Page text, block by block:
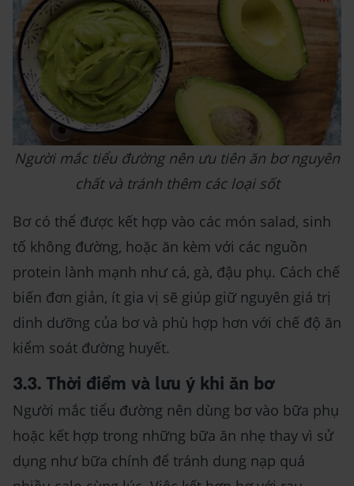
Người mắc tiểu đường nên ưu tiên ăn bơ nguyên
chất và tránh thêm các loại sốt
Bơ có thể được kết hợp vào các món salad, sinh
tố không đường, hoặc ăn kèm với các nguồn
protein lành mạnh như cá, gà, đậu phụ. Cách chế
biến đơn giản, ít gia vị sẽ giúp giữ nguyên giá trị
dinh dưỡng của bơ và phù hợp hơn với chế độ ăn
kiểm soát đường huyết.
3.3. Thời điểm và lưu ý khi ăn bơ
Người mắc tiểu đường nên dùng bơ vào bữa phụ
hoặc kết hợp trong những bữa ăn nhẹ thay vì sử
dụng như bữa chính để tránh dung nạp quá